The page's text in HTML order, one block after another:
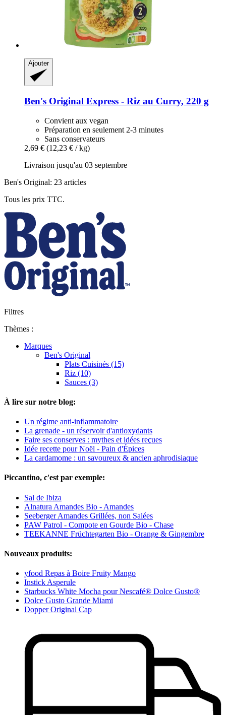
Ajouter
Ben's Original Express -​ Riz au Curry, 220 g
Convient aux vegan
Préparation en seulement 2-3 minutes
Sans conservateurs
2,69 € (12,23 € / kg)
Livraison jusqu'au 03 septembre
Ben's Original: 23 articles
Tous les prix TTC.
Filtres
Thèmes :
Marques
Ben's Original
Plats Cuisinés (15)
Riz (10)
Sauces (3)
À lire sur notre blog:
Un régime anti-inflammatoire
La grenade - un réservoir d'antioxydants
Faire ses conserves : mythes et idées reçues
Idée recette pour Noël - Pain d'Épices
La cardamome : un savoureux & ancien aphrodisiaque
Piccantino, c'est par exemple:
Sal de Ibiza
Alnatura Amandes Bio - Amandes
Seeberger Amandes Grillées, non Salées
PAW Patrol - Compote en Gourde Bio - Chase
TEEKANNE Früchtegarten Bio - Orange & Gingembre
Nouveaux produits:
yfood Repas à Boire Fruity Mango
Instick Asperule
Starbucks White Mocha pour Nescafé® Dolce Gusto®
Dolce Gusto Grande Miami
Dopper Original Cap